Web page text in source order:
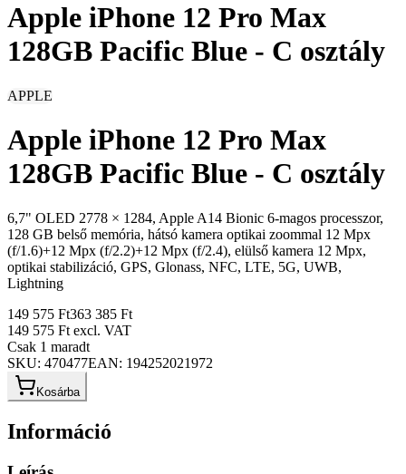
Apple iPhone 12 Pro Max
128GB Pacific Blue - C osztály
APPLE
Apple iPhone 12 Pro Max
128GB Pacific Blue - C osztály
6,7" OLED 2778 × 1284, Apple A14 Bionic 6-magos processzor,
128 GB belső memória, hátsó kamera optikai zoommal 12 Mpx
(f/1.6)+12 Mpx (f/2.2)+12 Mpx (f/2.4), elülső kamera 12 Mpx,
optikai stabilizáció, GPS, Glonass, NFC, LTE, 5G, UWB,
Lightning
149 575 Ft363 385 Ft
149 575 Ft excl. VAT
Csak 1 maradt
SKU: 470477EAN: 194252021972
Kosárba
Információ